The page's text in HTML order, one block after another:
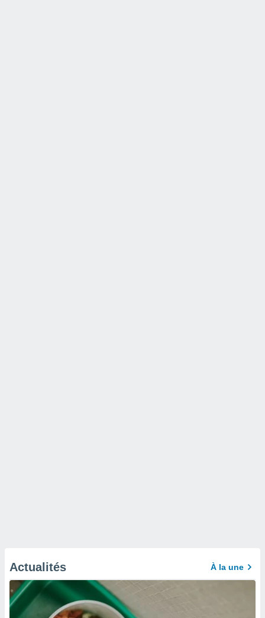
Actualités À la une